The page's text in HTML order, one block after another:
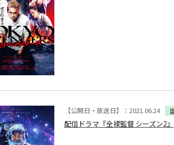
【公開日・放送日】：2021.06.24
配信ドラマ『全裸監督 シーズン2』